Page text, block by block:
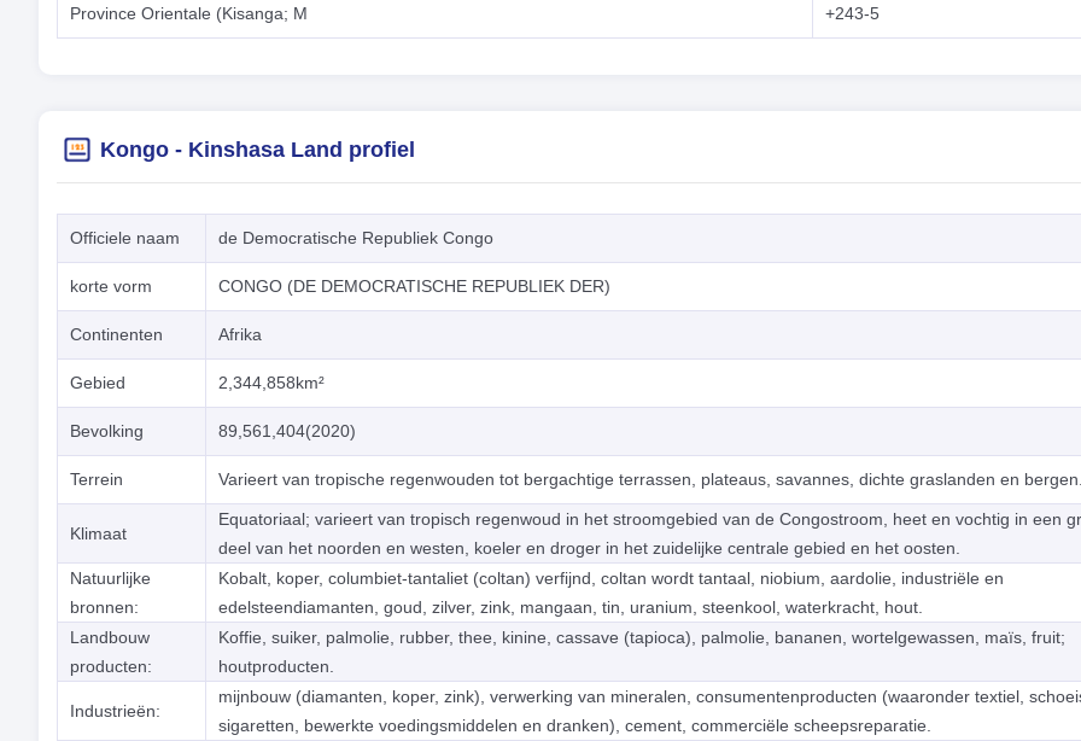
Province Orientale (Kisanga; M +243-5
Kongo - Kinshasa Land profiel
Officiele naam de Democratische Republiek Congo
korte vorm CONGO (DE DEMOCRATISCHE REPUBLIEK DER)
Continenten Afrika
Gebied 2,344,858km²
Bevolking 89,561,404(2020)
Terrein Varieert van tropische regenwouden tot bergachtige terrassen, plateaus, savannes, dichte graslanden en
Klimaat
Equatoriaal; varieert van tropisch regenwoud in het stroomgebied van de Congostroom, heet en vochtig in een
deel van het noorden en westen, koeler en droger in het zuidelijke centrale gebied en het oosten.
Natuurlijke
bronnen:
Kobalt, koper, columbiet-tantaliet (coltan) verfijnd, coltan wordt tantaal, niobium, aardolie, industriële en
edelsteendiamanten, goud, zilver, zink, mangaan, tin, uranium, steenkool, waterkracht, hout.
Landbouw
producten:
Koffie, suiker, palmolie, rubber, thee, kinine, cassave (tapioca), palmolie, bananen, wortelgewassen, maïs, fruit;
houtproducten.
Industrieën:
mijnbouw (diamanten, koper, zink), verwerking van mineralen, consumentenproducten (waaronder textiel,
sigaretten, bewerkte voedingsmiddelen en dranken), cement, commerciële scheepsreparatie.